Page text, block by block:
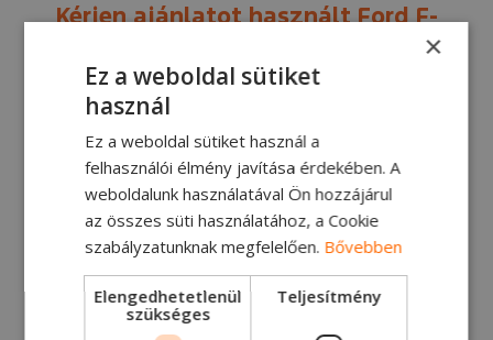
Kérjen ajánlatot használt Ford F-
Már 199 990 Ft +
ÁFA havi lízingdíjtól
+36 1 505 3500
KATTINTSON ÉS KÉRJEN AJÁNLATOT!
×
Ez a weboldal sütiket
használ
Ez a weboldal sütiket használ a
felhasználói élmény javítása érdekében. A
weboldalunk használatával Ön hozzájárul
az összes süti használatához, a Cookie
szabályzatunknak megfelelően. Bővebben
Elengedhetetlenül
szükséges
Teljesítmény